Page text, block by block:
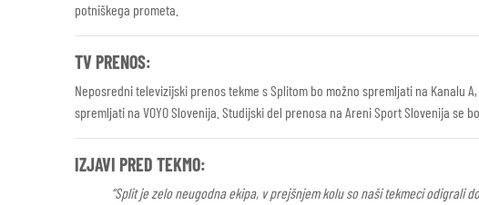
potniškega prometa.
TV PRENOS:
Neposredni televizijski prenos tekme s Splitom bo možno spremljati na Kanalu
spremljati na VOYO Slovenija. Studijski del prenosa na Areni Sport Slovenija se
IZJAVI PRED TEKMO:
“Split je zelo neugodna ekipa, v prejšnjem kolu so naši tekmeci odigrali